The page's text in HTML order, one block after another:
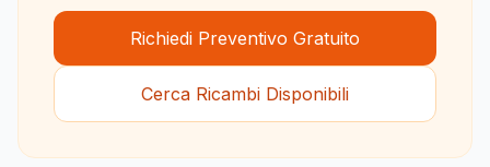
Richiedi Preventivo Gratuito
Cerca Ricambi Disponibili